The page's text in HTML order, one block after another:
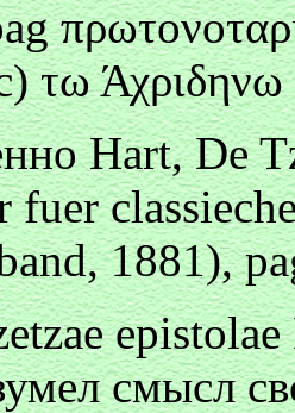
τω
Hart, De
fuer
1881),
смысл